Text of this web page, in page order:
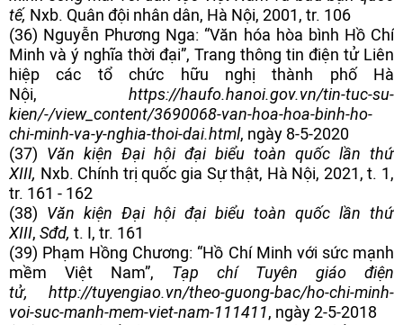
tế, Nxb. Quân đội nhân dân, Hà Nội, 2001, tr. 106
(36) Nguyễn Phương Nga: “Văn hóa hòa bình Hồ Chí
Minh và ý nghĩa thời đại”, Trang thông tin điện tử Liên
hiệp các tổ chức hữu nghị thành phố Hà
Nội, https://haufo.hanoi.gov.vn/tin-tuc-su-
kien/-/view_content/3690068-van-hoa-hoa-binh-ho-
chi-minh-va-y-nghia-thoi-dai.html, ngày 8-5-2020
(37) Văn kiện Đại hội đại biểu toàn quốc lần thứ
XIII, Nxb. Chính trị quốc gia Sự thật, Hà Nội, 2021, t. 1,
tr. 161 - 162
(38) Văn kiện Đại hội đại biểu toàn quốc lần thứ
XIII, Sđd, t. I, tr. 161
(39) Phạm Hồng Chương: “Hồ Chí Minh với sức mạnh
mềm Việt Nam”, Tạp chí Tuyên giáo điện
tử,
http://tuyengiao.vn/theo-guong-bac/ho-chi-minh-
voi-suc-manh-mem-viet-nam-111411, ngày 2-5-2018